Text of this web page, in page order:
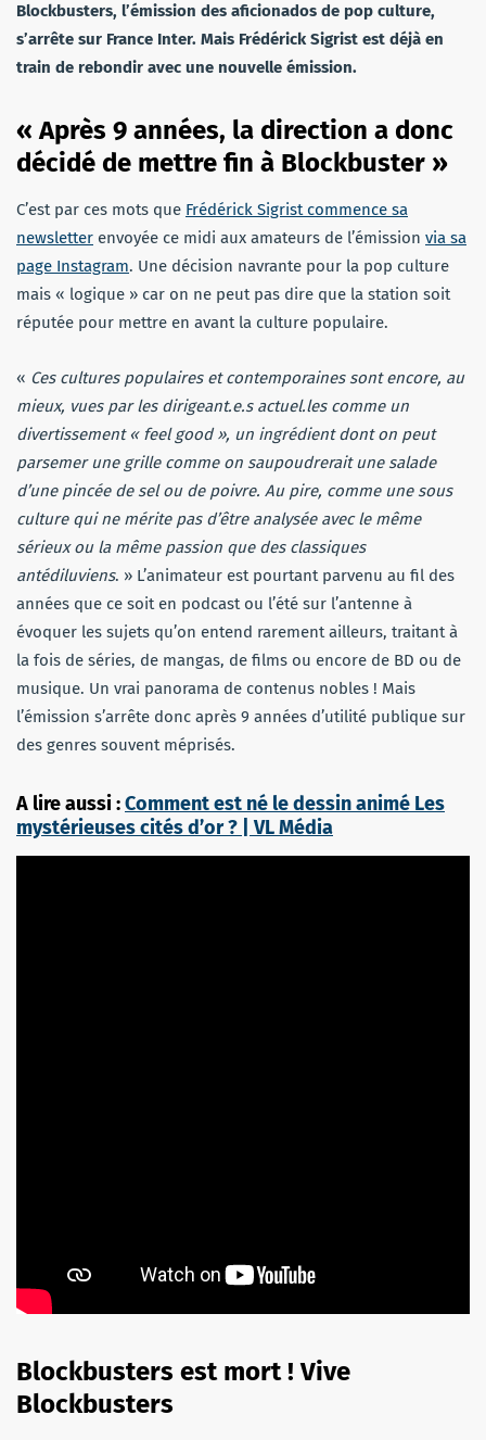
Blockbusters, l’émission des aficionados de pop culture,
s’arrête sur France Inter. Mais Frédérick Sigrist est déjà en
train de rebondir avec une nouvelle émission.
« Après 9 années, la direction a donc
décidé de mettre fin à Blockbuster »
C’est par ces mots que Frédérick Sigrist commence sa
newsletter envoyée ce midi aux amateurs de l’émission via sa
page Instagram. Une décision navrante pour la pop culture
mais « logique » car on ne peut pas dire que la station soit
réputée pour mettre en avant la culture populaire.
« Ces cultures populaires et contemporaines sont encore, au
mieux, vues par les dirigeant.e.s actuel.les comme un
divertissement « feel good », un ingrédient dont on peut
parsemer une grille comme on saupoudrerait une salade
d’une pincée de sel ou de poivre. Au pire, comme une sous
culture qui ne mérite pas d’être analysée avec le même
sérieux ou la même passion que des classiques
antédiluviens. » L’animateur est pourtant parvenu au fil des
années que ce soit en podcast ou l’été sur l’antenne à
évoquer les sujets qu’on entend rarement ailleurs, traitant à
la fois de séries, de mangas, de films ou encore de BD ou de
musique. Un vrai panorama de contenus nobles ! Mais
l’émission s’arrête donc après 9 années d’utilité publique sur
des genres souvent méprisés.
A lire aussi :Comment est né le dessin animé Les
mystérieuses cités d’or ? | VL Média
Blockbusters est mort ! Vive
Blockbusters